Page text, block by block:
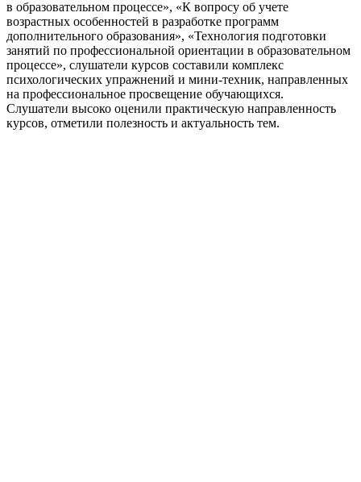
в образовательном процессе», «К вопросу об учете
возрастных особенностей в разработке программ
дополнительного образования», «Технология подготовки
занятий по профессиональной ориентации в образовательном
процессе», слушатели курсов составили комплекс
психологических упражнений и мини-техник, направленных
на профессиональное просвещение обучающихся.
Слушатели высоко оценили практическую направленность
курсов, отметили полезность и актуальность тем.